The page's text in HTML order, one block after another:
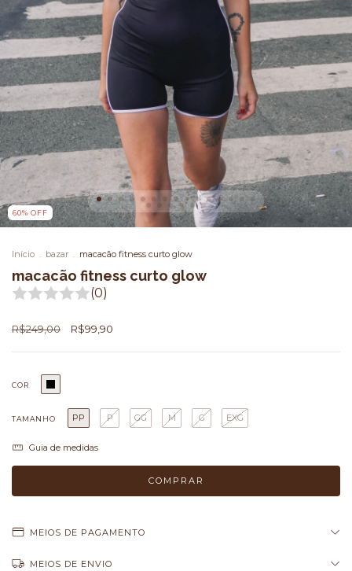
60% OFF
Início bazar macacão fitness curto glow
macacão fitness curto glow
(0)
R$249,00 R$99,90
COR
TAMANHO PP P GG M G EXG
Guia de medidas
MEIOS DE PAGAMENTO
MEIOS DE ENVIO